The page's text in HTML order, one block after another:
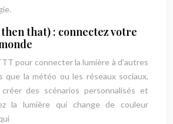
that) : connectez votre
pour connecter la lumière à d’autres
que la météo ou les réseaux sociaux,
des scénarios personnalisés et
la lumière qui change de couleur